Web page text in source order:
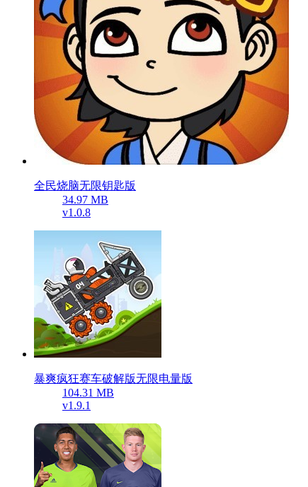
全民烧脑无限钥匙版
34.97 MB
v1.0.8
暴爽疯狂赛车破解版无限电量版
104.31 MB
v1.9.1